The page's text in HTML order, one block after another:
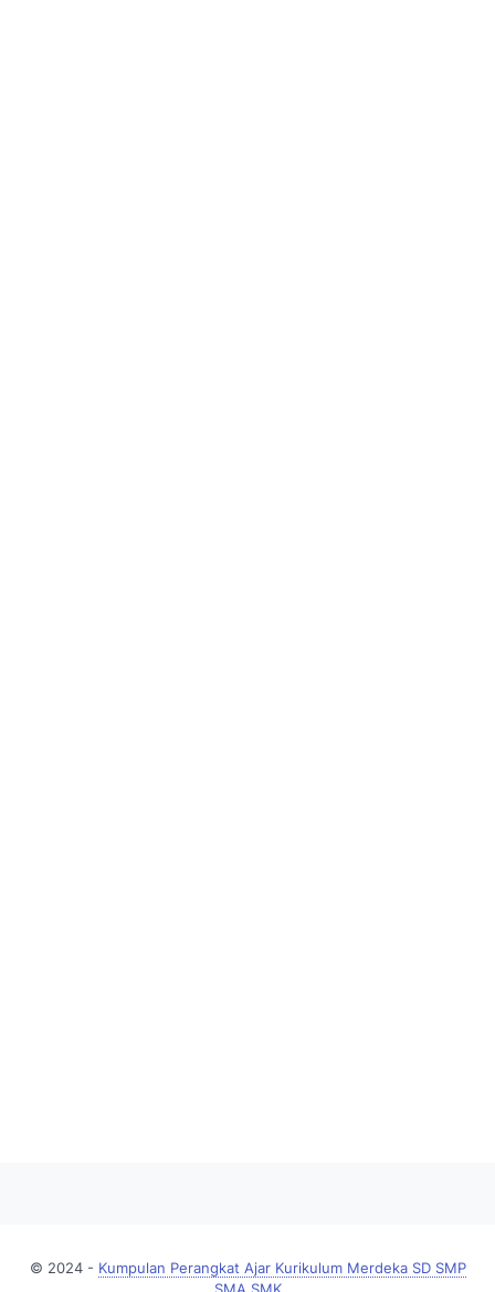
© 2024 - Kumpulan Perangkat Ajar Kurikulum Merdeka SD SMP